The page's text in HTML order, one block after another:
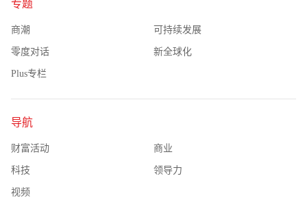
专题
商潮 可持续发展
零度对话 新全球化
Plus专栏
导航
财富活动 商业
科技 领导力
视频